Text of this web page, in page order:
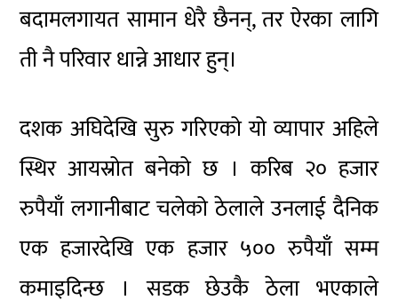
बदामलगायत सामान धेरै छैनन्, तर ऐरका लागि
ती नै परिवार धान्ने आधार हुन्।
दशक अघिदेखि सुरु गरिएको यो व्यापार अहिले
स्थिर आयस्रोत बनेको छ । करिब २० हजार
रुपैयाँ लगानीबाट चलेको ठेलाले उनलाई दैनिक
एक हजारदेखि एक हजार ५०० रुपैयाँ सम्म
कमाइदिन्छ । सडक छेउकै ठेला भएकाले